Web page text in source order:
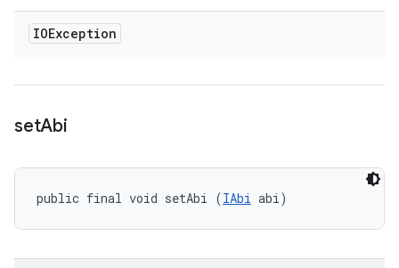
IOException
setAbi
public final void setAbi (IAbi abi)